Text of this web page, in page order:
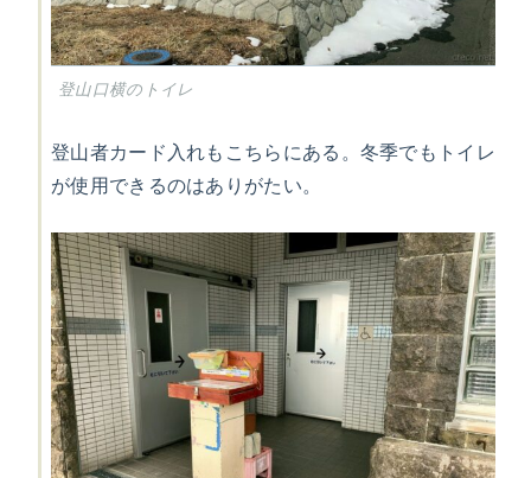
登山口横のトイレ
登山者カード入れもこちらにある。冬季でもトイレ
が使用できるのはありがたい。